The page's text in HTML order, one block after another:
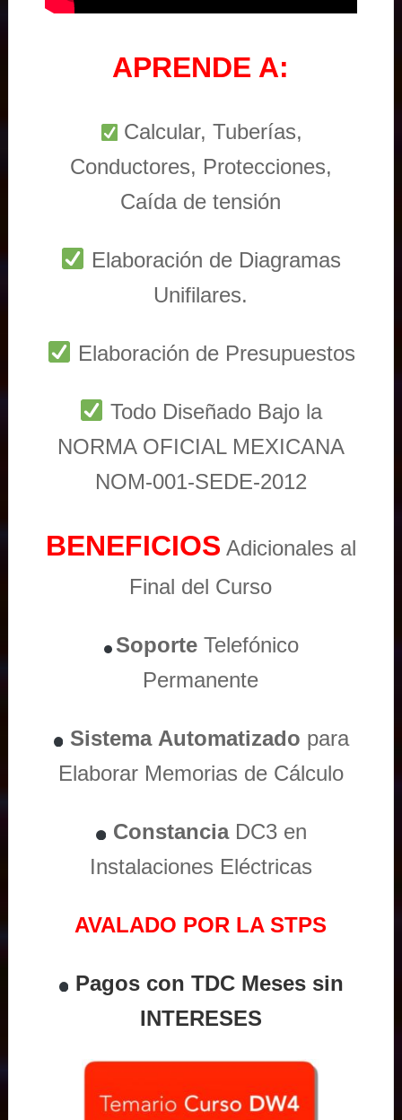
APRENDE A:
Calcular, Tuberías,
Conductores, Protecciones,
Caída de tensión
Elaboración de Diagramas
Unifilares.
Elaboración de Presupuestos
Todo Diseñado Bajo la
NORMA OFICIAL MEXICANA
NOM-001-SEDE-2012
BENEFICIOS Adicionales al
Final del Curso
Soporte Telefónico
Permanente
Sistema Automatizado para
Elaborar Memorias de Cálculo
ConstanciaDC3 en
Instalaciones Eléctricas
AVALADO POR LA STPS
Pagos con TDC Meses sin
INTERESES